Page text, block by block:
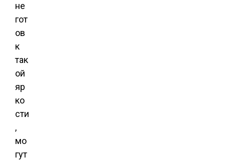
не
гот
ов
к
так
ой
яр
ко
сти
,
мо
гут